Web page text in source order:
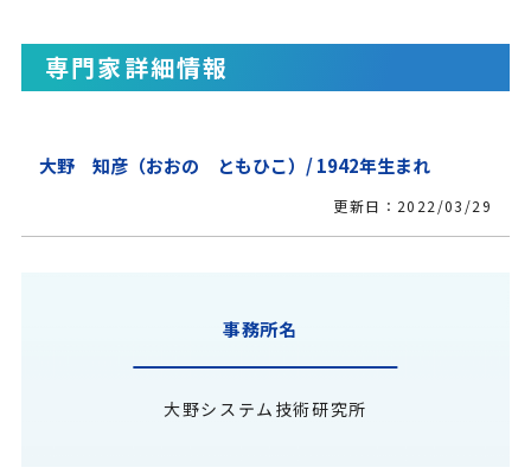
専門家詳細情報
大野 知彦（おおの ともひこ）/ 1942年生まれ
更新日：2022/03/29
事務所名
大野システム技術研究所